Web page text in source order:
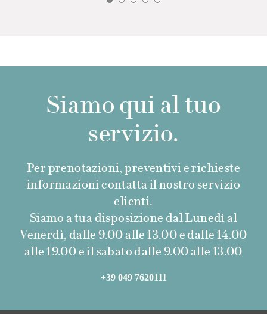
Siamo qui al tuo
servizio.
Per prenotazioni, preventivi e richieste
informazioni contatta il nostro servizio
clienti.
Siamo a tua disposizione dal Lunedì al
Venerdì, dalle 9.00 alle 13.00 e dalle 14.00
alle 19.00 e il sabato dalle 9.00 alle 13.00
+39 049 7620111